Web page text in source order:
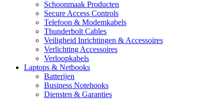
Schoonmaak Producten
Secure Access Controls
Telefoon & Modemkabels
Thunderbolt Cables
Veiligheid Inrichtingen & Accessoires
Verlichting Accessoires
Verloopkabels
Laptops & Netbooks
Batterijen
Business Notebooks
Diensten & Garanties